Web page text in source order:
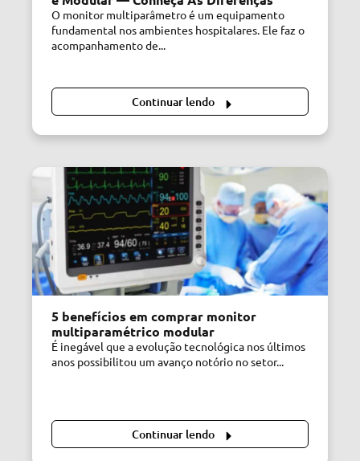
O monitor multiparâmetro é um equipamento
fundamental nos ambientes hospitalares. Ele faz o
acompanhamento de...
Continuar lendo
5 benefícios em comprar monitor
multiparamétrico modular
É inegável que a evolução tecnológica nos últimos
anos possibilitou um avanço notório no setor...
Continuar lendo